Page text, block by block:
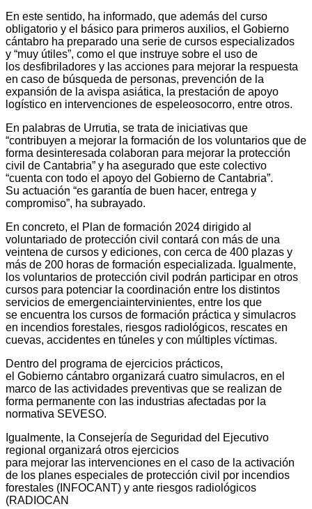
En este sentido, ha informado, que además del curso
obligatorio y el básico para primeros auxilios, el Gobierno
cántabro ha preparado una serie de cursos especializados
y “muy útiles”, como el que instruye sobre el uso de
los desfibriladores y las acciones para mejorar la respuesta
en caso de búsqueda de personas, prevención de la
expansión de la avispa asiática, la prestación de apoyo
logístico en intervenciones de espeleosocorro, entre otros.
En palabras de Urrutia, se trata de iniciativas que
“contribuyen a mejorar la formación de los voluntarios que de
forma desinteresada colaboran para mejorar la protección
civil de Cantabria” y ha asegurado que este colectivo
“cuenta con todo el apoyo del Gobierno de Cantabria”.
Su actuación “es garantía de buen hacer, entrega y
compromiso”, ha subrayado.
En concreto, el Plan de formación 2024 dirigido al
voluntariado de protección civil contará con más de una
veintena de cursos y ediciones, con cerca de 400 plazas y
más de 200 horas de formación especializada. Igualmente,
los voluntarios de protección civil podrán participar en otros
cursos para potenciar la coordinación entre los distintos
servicios de emergenciaintervinientes, entre los que
se encuentra los cursos de formación práctica y simulacros
en incendios forestales, riesgos radiológicos, rescates en
cuevas, accidentes en túneles y con múltiples víctimas.
Dentro del programa de ejercicios prácticos,
el Gobierno cántabro organizará cuatro simulacros, en el
marco de las actividades preventivas que se realizan de
forma permanente con las industrias afectadas por la
normativa SEVESO.
Igualmente, la Consejería de Seguridad del Ejecutivo
regional organizará otros ejercicios
para mejorar las intervenciones en el caso de la activación
de los planes especiales de protección civil por incendios
forestales (INFOCANT) y ante riesgos radiológicos
(RADIOCAN